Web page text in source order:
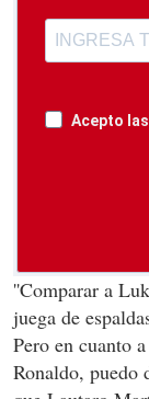
Acepto
''Comparar a
juega de
Pero en cuanto
Ronaldo, puedo